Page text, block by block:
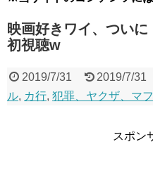
映画好きワイ、つい
初視聴w
2019/7/31 2019/7/31
ル, カ行, 犯罪、ヤクザ、マ
スポン